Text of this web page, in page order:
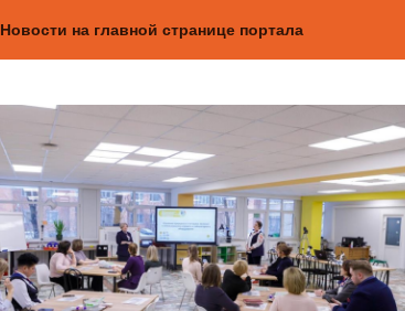
Новости на главной странице портала